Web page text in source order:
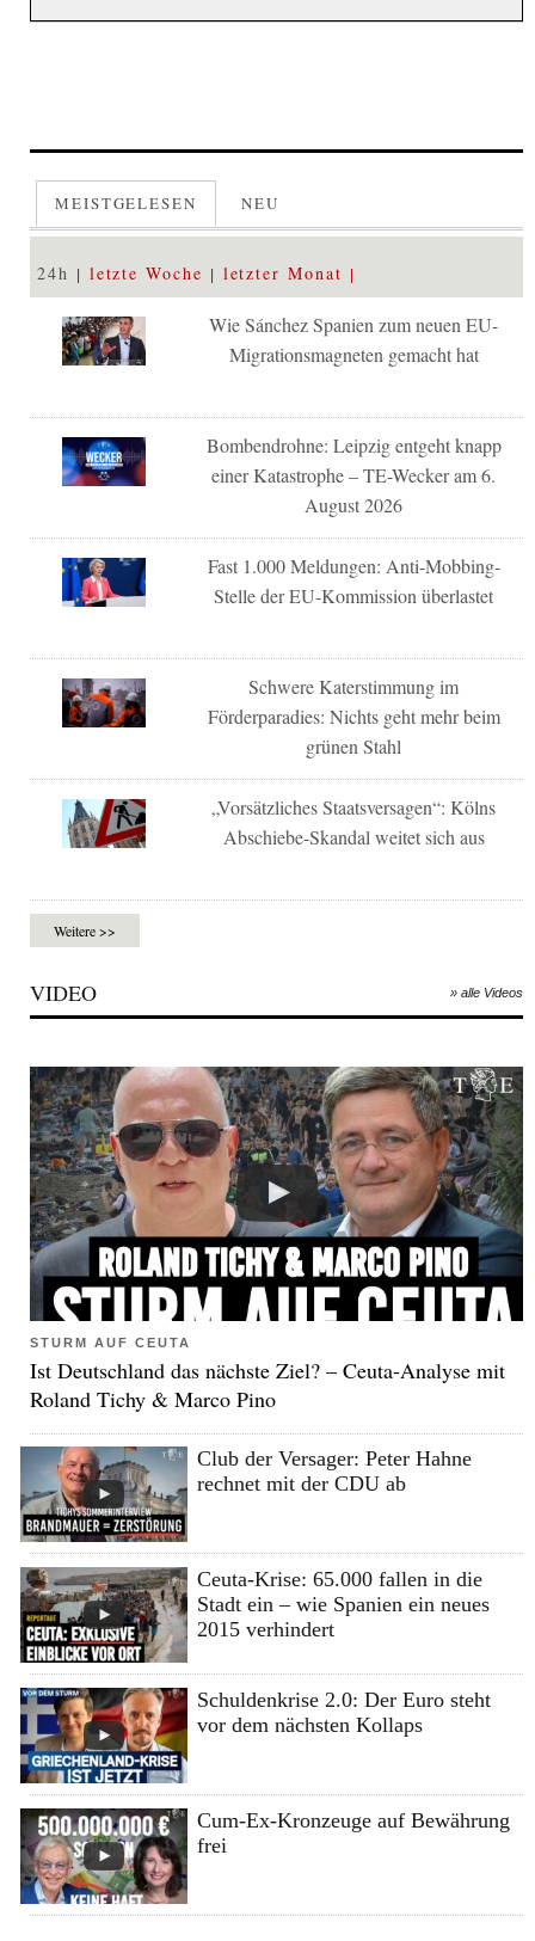
MEISTGELESEN NEU
24h letzte Woche letzter Monat
Wie Sánchez Spanien zum neuen EU-
Migrationsmagneten gemacht hat
Bombendrohne: Leipzig entgeht knapp
einer Katastrophe – TE-Wecker am 6.
August 2026
Fast 1.000 Meldungen: Anti-Mobbing-
Stelle der EU-Kommission überlastet
Schwere Katerstimmung im
Förderparadies: Nichts geht mehr beim
grünen Stahl
„Vorsätzliches Staatsversagen“: Kölns
Abschiebe-Skandal weitet sich aus
Weitere >>
VIDEO » alle Videos
STURM AUF CEUTA
Ist Deutschland das nächste Ziel? – Ceuta-Analyse mit
Roland Tichy & Marco Pino
Club der Versager: Peter Hahne
rechnet mit der CDU ab
Ceuta-Krise: 65.000 fallen in die
Stadt ein – wie Spanien ein neues
2015 verhindert
Schuldenkrise 2.0: Der Euro steht
vor dem nächsten Kollaps
Cum-Ex-Kronzeuge auf Bewährung
frei